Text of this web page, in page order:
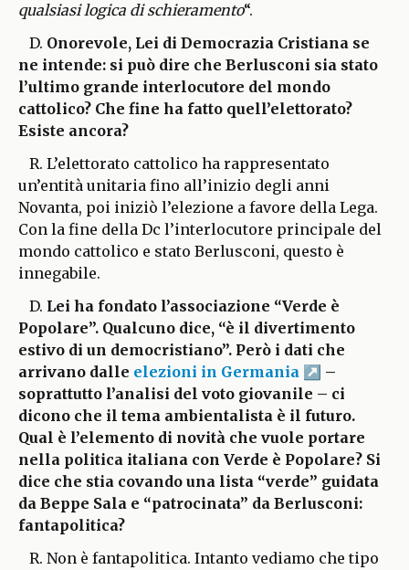
qualsiasi logica di schieramento“.
D. Onorevole, Lei di Democrazia Cristiana se
ne intende: si può dire che Berlusconi sia stato
l’ultimo grande interlocutore del mondo
cattolico? Che fine ha fatto quell’elettorato?
Esiste ancora?
R. L’elettorato cattolico ha rappresentato
un’entità unitaria fino all’inizio degli anni
Novanta, poi iniziò l’elezione a favore della Lega.
Con la fine della Dc l’interlocutore principale del
mondo cattolico e stato Berlusconi, questo è
innegabile.
D. Lei ha fondato l’associazione “Verde è
Popolare”. Qualcuno dice, “è il divertimento
estivo di un democristiano”. Però i dati che
arrivano dalle elezioni in Germania
–
soprattutto l’analisi del voto giovanile – ci
dicono che il tema ambientalista è il futuro.
Qual è l’elemento di novità che vuole portare
nella politica italiana con Verde è Popolare? Si
dice che stia covando una lista “verde” guidata
da Beppe Sala e “patrocinata” da Berlusconi:
fantapolitica?
R. Non è fantapolitica. Intanto vediamo che tipo